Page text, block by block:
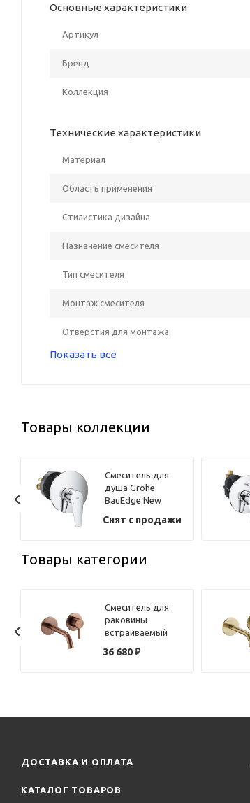
Основные характеристики
Артикул
Бренд
Коллекция
Технические характеристики
Материал
Область применения
Стилистика дизайна
Назначение смесителя
Тип смесителя
Монтаж смесителя
Отверстия для монтажа
Показать все
Товары коллекции
Смеситель для
душа Grohe
BauEdge New
Снят с продажи
Товары категории
Смеситель для
раковины
встраиваемый
10010306 бронза
36 680₽
ДОСТАВКА И ОПЛАТА
КАТАЛОГ ТОВАРОВ